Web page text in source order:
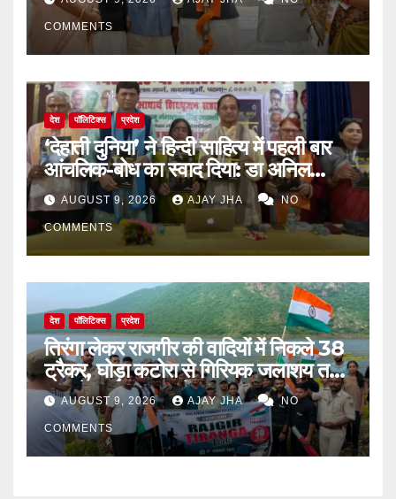
COMMENTS
देश पॉलिटिक्स प्रदेश
‘देहाती दुनिया’ ने हिन्दी साहित्य में पहली बार
आंचलिक-बोध का स्वाद दिया: डा अनिल
सुलभ
AUGUST 9, 2026 AJAY JHA NO
COMMENTS
देश पॉलिटिक्स प्रदेश
तिरंगा लेकर राजगीर की वादियों में निकले 38
ट्रैकर, घोड़ा कटोरा से गिरियक जलाशय तक
गूंजा देशभक्ति का संदेश
AUGUST 9, 2026 AJAY JHA NO
COMMENTS